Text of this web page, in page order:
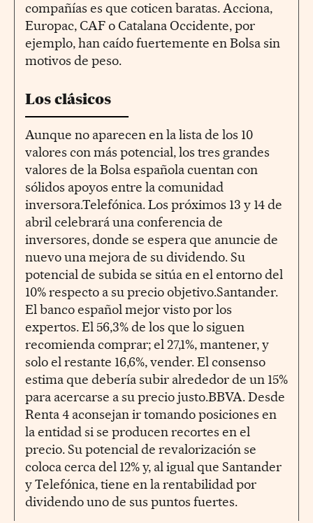
compañías es que coticen baratas. Acciona,
Europac, CAF o Catalana Occidente, por
ejemplo, han caído fuertemente en Bolsa sin
motivos de peso.
Los clásicos
Aunque no aparecen en la lista de los 10
valores con más potencial, los tres grandes
valores de la Bolsa española cuentan con
sólidos apoyos entre la comunidad
inversora.Telefónica. Los próximos 13 y 14 de
abril celebrará una conferencia de
inversores, donde se espera que anuncie de
nuevo una mejora de su dividendo. Su
potencial de subida se sitúa en el entorno del
10% respecto a su precio objetivo.Santander.
El banco español mejor visto por los
expertos. El 56,3% de los que lo siguen
recomienda comprar; el 27,1%, mantener, y
solo el restante 16,6%, vender. El consenso
estima que debería subir alrededor de un 15%
para acercarse a su precio justo.BBVA. Desde
Renta 4 aconsejan ir tomando posiciones en
la entidad si se producen recortes en el
precio. Su potencial de revalorización se
coloca cerca del 12% y, al igual que Santander
y Telefónica, tiene en la rentabilidad por
dividendo uno de sus puntos fuertes.